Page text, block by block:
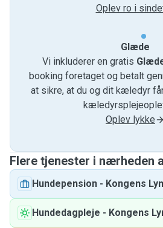
Oplev ro i
Glæde
Vi inkluderer en gratis
booking foretaget og betalt
at sikre, at du og dit kæledyr
Oplev lykke
Flere tjenester i nærheden
Hundepension - Kongens
Hundedagpleje - Kongens